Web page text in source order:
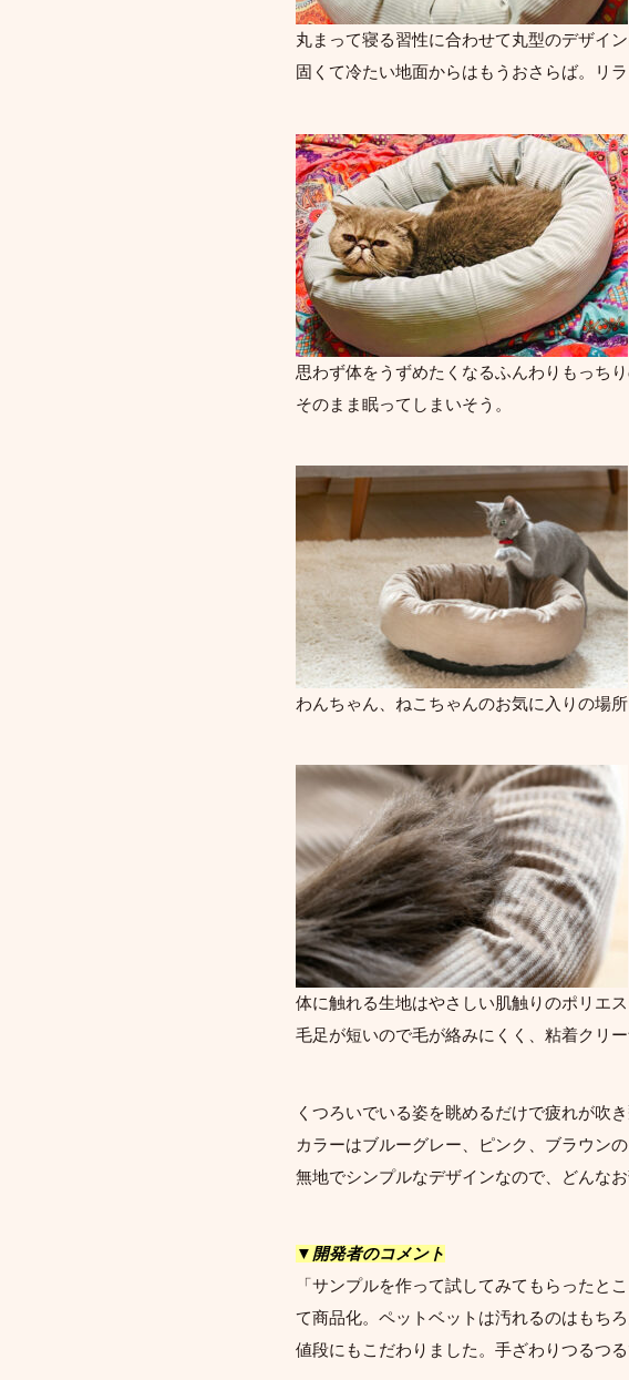
丸まって寝る習性に合わせて丸型のデザイン
固くて冷たい地面からはもうおさらば。リ
思わず体をうずめたくなるふんわりもっちり
そのまま眠ってしまいそう。
わんちゃん、ねこちゃんのお気に入りの場
体に触れる生地はやさしい肌触りのポリエス
毛足が短いので毛が絡みにくく、粘着クリ
くつろいでいる姿を眺めるだけで疲れが吹き
カラーはブルーグレー、ピンク、ブラウンの
無地でシンプルなデザインなので、どんなお
▼開発者のコメント
「サンプルを作って試してみてもらったと
て商品化。ペットベットは汚れるのはもち
値段にもこだわりました。手ざわりつるつ